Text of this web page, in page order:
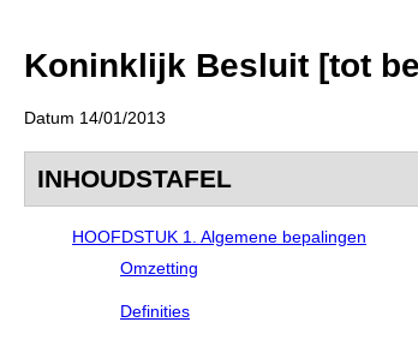
Koninklijk Besluit [tot
Datum 14/01/2013
INHOUDSTAFEL
HOOFDSTUK 1. Algemene bepalingen
Omzetting
Definities